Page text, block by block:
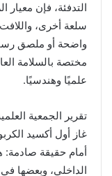
التدفئة، فإن
سلعة أخرى،
واضحة أو ملصق
مختصة بالسلامة
علميًا وهندسيًا.
تقرير الجمعية
غاز أول أكسيد
أمام حقيقة صادمة:
الداخلي، وبعضها